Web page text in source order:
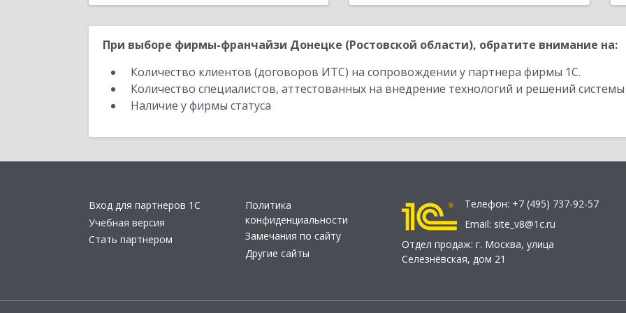
При выборе фирмы-франчайзи Донецке (Ростовской области), обратите внимание на:
Количество клиентов (договоров ИТС) на сопровождении у партнера фирмы 1С.
Количество специалистов, аттестованных на внедрение технологий и решений
Наличие у фирмы статуса
Вход для партнеров 1С
Учебная версия
Стать партнером
Политика
конфиденциальности
Замечания по сайту
Другие сайты
Телефон: +7 (495) 737-92-57
Email: site_v8@1c.ru
Отдел продаж: г. Москва, улица
Селезнёвская, дом 21